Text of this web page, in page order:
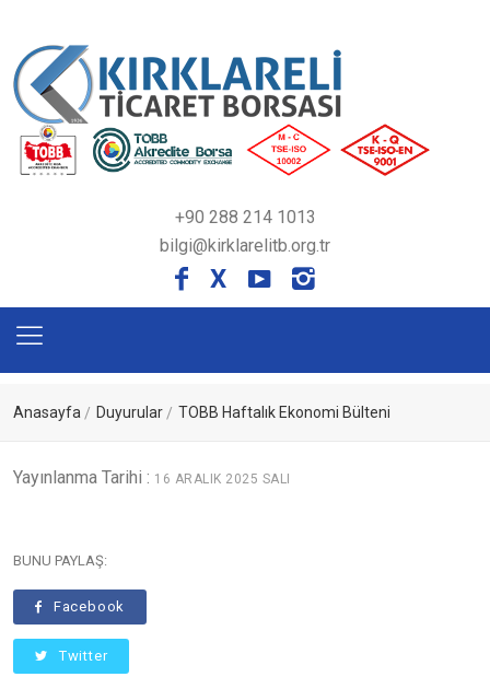
+90 288 214 1013
bilgi@kirklarelitb.org.tr
X
Anasayfa Duyurular TOBB Haftalık Ekonomi Bülteni
Yayınlanma Tarihi : 16 ARALIK 2025 SALI
BUNU PAYLAŞ:
Facebook
Twitter